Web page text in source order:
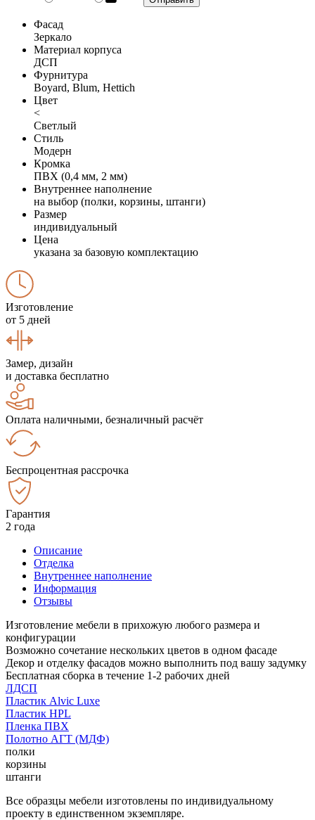
Фасад
Зеркало
Материал корпуса
ДСП
Фурнитура
Boyard, Blum, Hettich
Цвет
<
Светлый
Стиль
Модерн
Кромка
ПВХ (0,4 мм, 2 мм)
Внутреннее наполнение
на выбор (полки, корзины, штанги)
Размер
индивидуальный
Цена
указана за базовую комплектацию
Изготовление
от 5 дней
Замер, дизайн
и доставка бесплатно
Оплата наличными, безналичный расчёт
Беспроцентная рассрочка
Гарантия
2 года
Описание
Отделка
Внутреннее наполнение
Информация
Отзывы
Изготовление мебели в прихожую любого размера и
конфигурации
Возможно сочетание нескольких цветов в одном фасаде
Декор и отделку фасадов можно выполнить под вашу задумку
Бесплатная сборка в течение 1-2 рабочих дней
ЛДСП
Пластик Alvic Luxe
Пластик HPL
Пленка ПВХ
Полотно АГТ (МДФ)
полки
корзины
штанги
Все образцы мебели изготовлены по индивидуальному
проекту в единственном экземпляре.